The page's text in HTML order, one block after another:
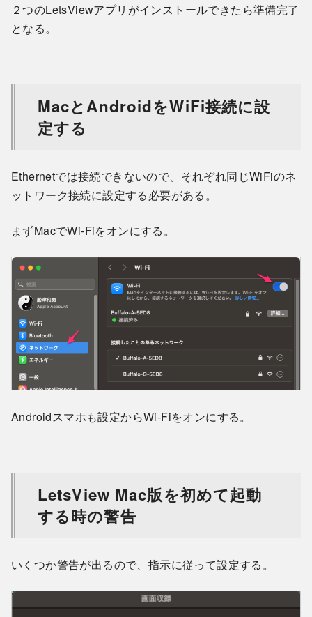
２つのLetsViewアプリがインストールできたら準備完了
となる。
MacとAndroidをWiFi接続に設
定する
Ethernetでは接続できないので、それぞれ同じWiFiのネ
ットワーク接続に設定する必要がある。
まずMacでWi-Fiをオンにする。
Androidスマホも設定からWi-Fiをオンにする。
LetsView Mac版を初めて起動
する時の警告
いくつか警告が出るので、指示に従って設定する。